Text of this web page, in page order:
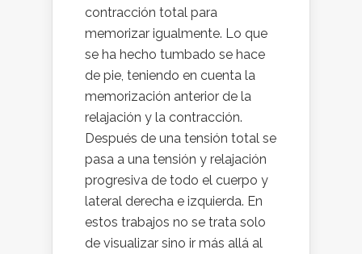
contracción total para
memorizar igualmente. Lo que
se ha hecho tumbado se hace
de pie, teniendo en cuenta la
memorización anterior de la
relajación y la contracción.
Después de una tensión total se
pasa a una tensión y relajación
progresiva de todo el cuerpo y
lateral derecha e izquierda. En
estos trabajos no se trata solo
de visualizar sino ir más allá al